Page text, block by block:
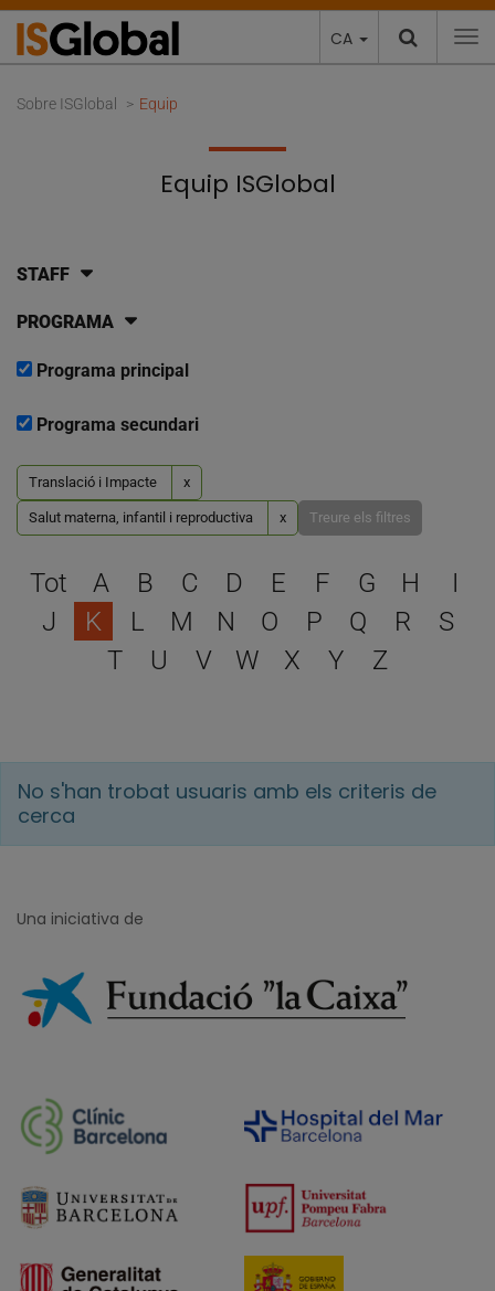
CA
Sobre ISGlobal Equip
Equip ISGlobal
STAFF
PROGRAMA
Programa principal
Programa secundari
Translació i Impacte x
Salut materna, infantil i reproductiva x Treure els filtres
Escull una lletra per filtrar
Tot A B C D E F G H
I
J
K L M N O P Q R
S
T
U V W X Y Z
No s'han trobat usuaris amb els criteris de
cerca
Una iniciativa de